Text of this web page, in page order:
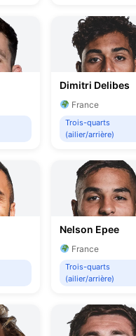
Dimitri Delibes
France
Trois-quarts
(ailier/arrière)
Nelson Epee
France
Trois-quarts
(ailier/arrière)